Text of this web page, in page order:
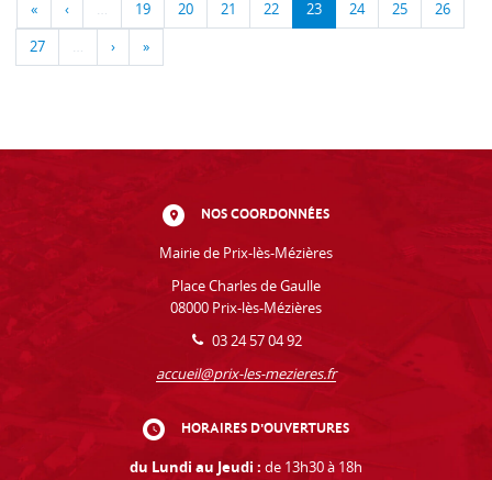
« ‹ … 19 20 21 22 23 24 25 26
27 … › »
NOS COORDONNÉES
Mairie de Prix-lès-Mézières
Place Charles de Gaulle
08000 Prix-lès-Mézières
03 24 57 04 92
accueil@prix-les-mezieres.fr
HORAIRES D'OUVERTURES
du Lundi au Jeudi : de 13h30 à 18h